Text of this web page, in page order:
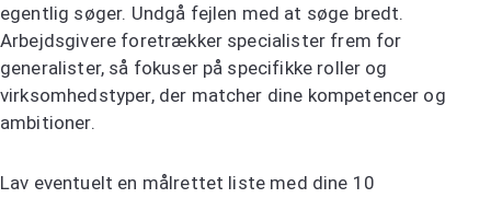
egentlig søger. Undgå fejlen med at søge bredt.
Arbejdsgivere foretrækker specialister frem for
generalister, så fokuser på specifikke roller og
virksomhedstyper, der matcher dine kompetencer og
ambitioner.
Lav eventuelt en målrettet liste med dine 10